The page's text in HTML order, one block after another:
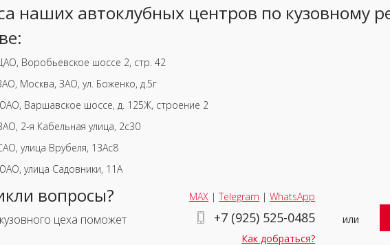
наших автоклубных центров по кузовному
Воробьевское шоссе 2, стр. 42
Москва, ЗАО, ул. Боженко, д.5г
Варшавское шоссе, д. 125Ж, строение 2
2-я Кабельная улица, 2с30
улица Врубеля, 13Ас8
улица Садовники, 11А
вопросы?
цеха поможет
MAX |Telegram |WhatsApp
+7 (925) 525-0485
Как добраться?
или